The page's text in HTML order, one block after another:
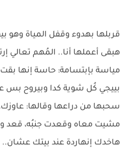
قربلها بهدوء وقفل المياة وهو
هبقى أعملها أنا.. المُهم تعالي
مياسة بإبتسامة: حاسة إنها
بييجي كُل شوية كدا وبيروح بس
سحبها من دراعها وقالها:
مشيت معاه وقعدت جنبُه، قعد
هاخدك إنهاردة عند بيتك عشان..